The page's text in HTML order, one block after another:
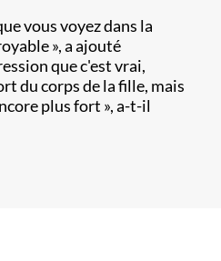
vous voyez dans la
», a ajouté
que c'est vrai,
du corps de la fille, mais
plus fort », a-t-il